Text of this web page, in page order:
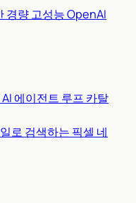
량 고성능 OpenAI
에이전트 루프 카탈
로 검색하는 픽셀 네